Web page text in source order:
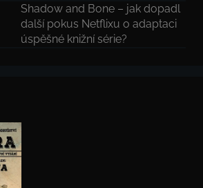
Shadow and Bone – jak dopadl
další pokus Netflixu o adaptaci
úspěšné knižní série?